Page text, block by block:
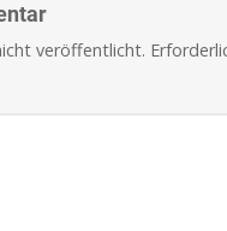
veröffentlicht.